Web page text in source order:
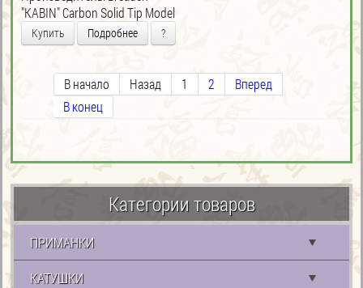
"KABIN" Carbon Solid Tip Model
Купить Подробнее ?
В начало Назад 1 2
Вперед
В конец
Категории товаров
ПРИМАНКИ
КАТУШКИ